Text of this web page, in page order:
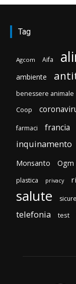
Tag
Agcom Aifa
ambiente
benessere animale
Coop
farmaci francia
inquinamento
Monsanto Ogm
plastica privacy
salute
telefonia test